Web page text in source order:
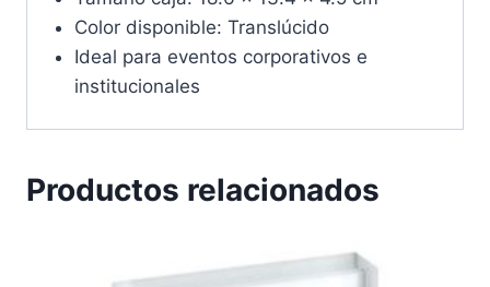
Color disponible: Translúcido
Ideal para eventos corporativos e
institucionales
Productos relacionados